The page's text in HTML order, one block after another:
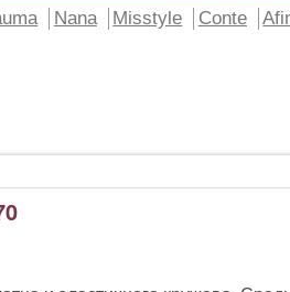
Nana Misstyle Conte